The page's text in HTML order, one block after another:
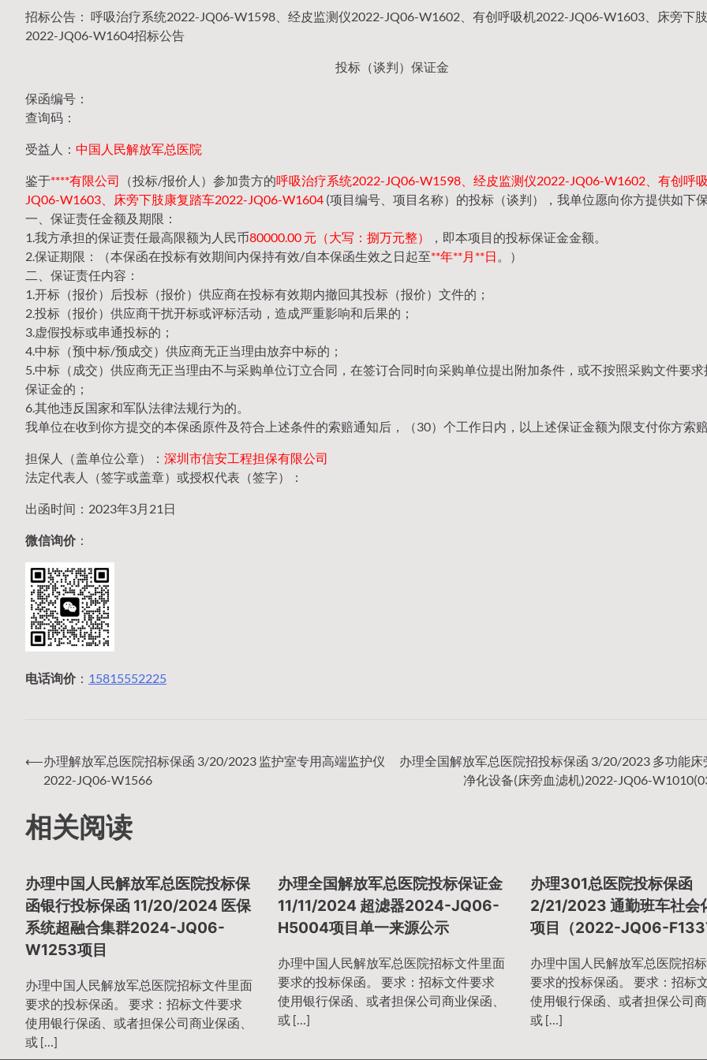
招标公告： 呼吸治疗系统2022-JQ06-W1598、经皮监测仪2022-JQ06-W1602、有创呼吸机2022-JQ06-W1603、床旁下
2022-JQ06-W1604招标公告
投标（谈判）保证金
保函编号：
查询码：
受益人： 中国人民解放军总医院
鉴于****有限公司 （投标/报价人）参加贵方的呼吸治疗系统2022-JQ06-W1598、经皮监测仪2022-JQ06-W1602、有创呼
JQ06-W1603、床旁下肢康复踏车2022-JQ06-W1604 (项目编号、项目名称）的投标（谈判），我单位愿向你方提供如下保
一、保证责任金额及期限：
1.我方承担的保证责任最高限额为人民币80000.00 元（大写：捌万元整）
，即本项目的投标保证金金额。
2.保证期限：（本保函在投标有效期间内保持有效/自本保函生效之日起至**年**月**日 。）
二、保证责任内容：
1.开标（报价）后投标（报价）供应商在投标有效期内撤回其投标（报价）文件的；
2.投标（报价）供应商干扰开标或评标活动，造成严重影响和后果的；
3.虚假投标或串通投标的；
4.中标（预中标/预成交）供应商无正当理由放弃中标的；
5.中标（成交）供应商无正当理由不与采购单位订立合同，在签订合同时向采购单位提出附加条件，或不按照采购文件要求
保证金的；
6.其他违反国家和军队法律法规行为的。
我单位在收到你方提交的本保函原件及符合上述条件的索赔通知后，（30）个工作日内，以上述保证金额为限支付你方索赔
担保人（盖单位公章）： 深圳市信安工程担保有限公司
法定代表人（签字或盖章）或授权代表（签字）：
出函时间：2023年3月21日
微信询价：
电话询价： 15815552225
文
章
导
航
⟵办理解放军总医院招标保函 3/20/2023 监护室专用高端监护仪
2022-JQ06-W1566
办理全国解放军总医院招投标保函 3/20/2023 多功能床
净化设备(床旁血滤机)2022-JQ06-
相关阅读
办理中国人民解放军总医院投标保
函银行投标保函 11/20/2024 医保
系统超融合集群2024-JQ06-
W1253项目
办理中国人民解放军总医院招标文件里面
要求的投标保函。 要求：招标文件要求
使用银行保函、或者担保公司商业保函、
或 […]
办理全国解放军总医院投标保证金
11/11/2024 超滤器2024-JQ06-
H5004项目单一来源公示
办理中国人民解放军总医院招标文件里面
要求的投标保函。 要求：招标文件要求
使用银行保函、或者担保公司商业保函、
或 […]
办理301总医院投标保函
2/21/2023 通勤班车社会
项目（2022-JQ06-
办理中国人民解放军总医院招
要求的投标保函。 要求：招标
使用银行保函、或者担保公司商
或 […]